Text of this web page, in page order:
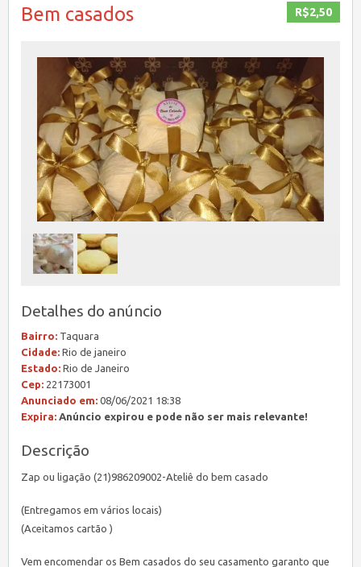
R$2,50
Bem casados
Detalhes do anúncio
Bairro: Taquara
Cidade: Rio de janeiro
Estado: Rio de Janeiro
Cep: 22173001
Anunciado em: 08/06/2021 18:38
Expira: Anúncio expirou e pode não ser mais relevante!
Descrição
Zap ou ligação (21)986209002-Ateliê do bem casado
(Entregamos em vários locais)
(Aceitamos cartão )
Vem encomendar os Bem casados do seu casamento garanto que